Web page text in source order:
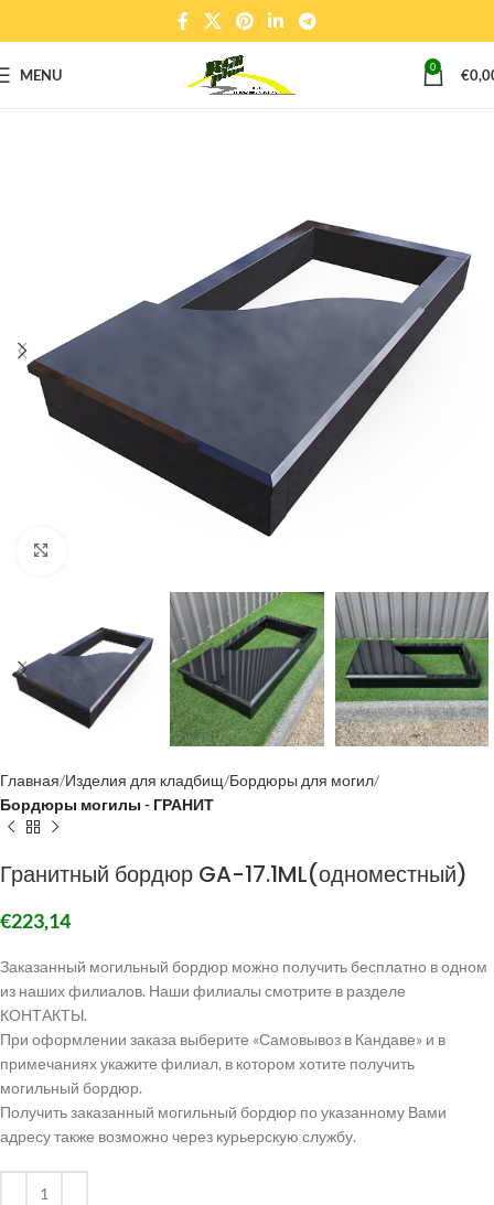
MENU 0 €
Главная Изделия для кладбищ Бордюры для могил
Бордюры могилы - ГРАНИТ
Гранитный бордюр GA-17.1ML(одноместный)
€223,14
Заказанный могильный бордюр можно получить бесплатно в одном
из наших филиалов. Наши филиалы смотрите в разделе
КОНТАКТЫ.
При оформлении заказа выберите «Самовывоз в Кандаве» и в
примечаниях укажите филиал, в котором хотите получить
могильный бордюр.
Получить заказанный могильный бордюр по указанному Вами
адресу также возможно через курьерскую службу.